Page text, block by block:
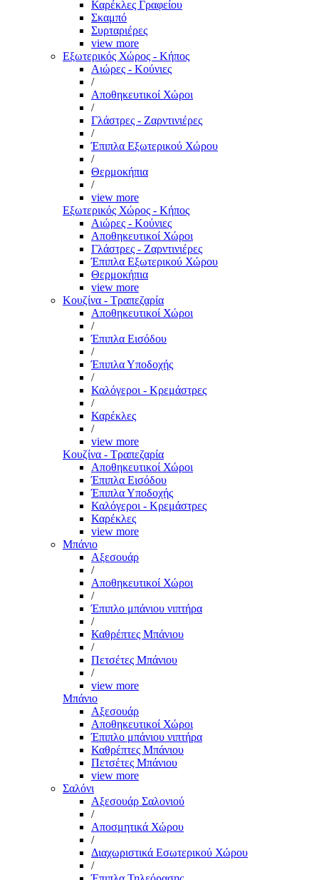
Καρέκλες Γραφείου
Σκαμπό
Συρταριέρες
view more
Εξωτερικός Χώρος - Κήπος
Αιώρες - Κούνιες
/
Αποθηκευτικοί Χώροι
/
Γλάστρες - Ζαρντινιέρες
/
Έπιπλα Εξωτερικού Χώρου
/
Θερμοκήπια
/
view more
Εξωτερικός Χώρος - Κήπος
Αιώρες - Κούνιες
Αποθηκευτικοί Χώροι
Γλάστρες - Ζαρντινιέρες
Έπιπλα Εξωτερικού Χώρου
Θερμοκήπια
view more
Κουζίνα - Τραπεζαρία
Αποθηκευτικοί Χώροι
/
Έπιπλα Εισόδου
/
Έπιπλα Υποδοχής
/
Καλόγεροι - Κρεμάστρες
/
Καρέκλες
/
view more
Κουζίνα - Τραπεζαρία
Αποθηκευτικοί Χώροι
Έπιπλα Εισόδου
Έπιπλα Υποδοχής
Καλόγεροι - Κρεμάστρες
Καρέκλες
view more
Μπάνιο
Αξεσουάρ
/
Αποθηκευτικοί Χώροι
/
Έπιπλο μπάνιου νιπτήρα
/
Καθρέπτες Μπάνιου
/
Πετσέτες Μπάνιου
/
view more
Μπάνιο
Αξεσουάρ
Αποθηκευτικοί Χώροι
Έπιπλο μπάνιου νιπτήρα
Καθρέπτες Μπάνιου
Πετσέτες Μπάνιου
view more
Σαλόνι
Αξεσουάρ Σαλονιού
/
Αποσμητικά Χώρου
/
Διαχωριστικά Εσωτερικού Χώρου
/